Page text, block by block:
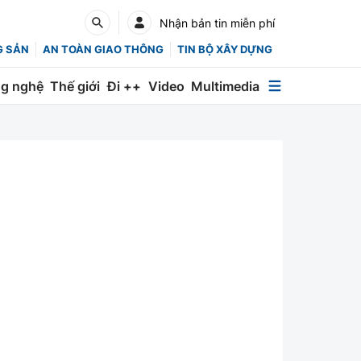
Nhận bản tin miễn phí
SẢN AN TOÀN GIAO THÔNG TIN BỘ XÂY DỰNG
nghệ Thế giới Đi ++ Video Multimedia